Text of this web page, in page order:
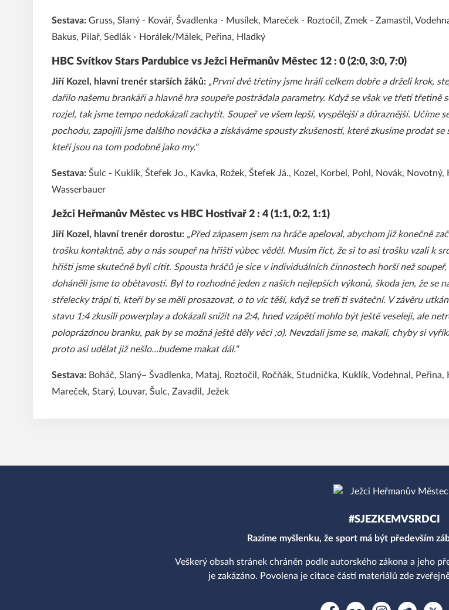
Sestava: Gruss, Slaný - Kovář, Švadlenka - Musílek, Mareček - Roztočil, Zmek - Zamastil,
Bakus, Pilař, Sedlák - Horálek/Málek, Peřina, Hladký
HBC Svítkov Stars Pardubice vs Ježci Heřmanův Městec 12 : 0 (2:0, 3:0, 7:0)
Jiří Kozel, hlavní trenér starších žáků: „První dvě třetiny jsme hráli celkem dobře a drželi krok,
dařilo našemu brankáři a hlavně hra soupeře postrádala parametry. Když se však ve třetí třetině
rozjel, tak jsme tempo nedokázali zachytit. Soupeř ve všem lepší, vyspělejší a důraznější. Učíme
pochodu, zapojili jsme dalšího nováčka a získáváme spousty zkušeností, které zkusíme prodat se
kteří jsou na tom podobně jako my."
Sestava: Šulc - Kuklík, Štefek Jo., Kavka, Rožek, Štefek Já., Kozel, Korbel, Pohl, Novák, Novotný,
Wasserbauer
Ježci Heřmanův Městec vs HBC Hostivař 2 : 4 (1:1, 0:2, 1:1)
Jiří Kozel, hlavní trenér dorostu: „Před zápasem jsem na hráče apeloval, abychom již konečně
trošku kontaktně, aby o nás soupeř na hřišti vůbec věděl. Musím říct, že si to asi trošku vzali k
hřišti jsme skutečně byli cítit. Spousta hráčů je sice v individuálních činnostech horší než soupeř,
doháněli jsme to obětavostí. Byl to rozhodně jeden z našich nejlepších výkonů, škoda jen, že se
střelecky trápí ti, kteří by se měli prosazovat, o to víc těší, když se trefí ti sváteční. V závěru
stavu 1:4 zkusili powerplay a dokázali snížit na 2:4, hned vzápětí mohlo být ještě veseleji, ale
poloprázdnou branku, pak by se možná ještě děly věci ;o). Nevzdali jsme se, makali, chyby si
proto asi udělat již nešlo…budeme makat dál.“
Sestava: Boháč, Slaný– Švadlenka, Mataj, Roztočil, Ročňák, Studnička, Kuklík, Vodehnal, Peřina,
Mareček, Starý, Louvar, Šulc, Zavadil, Ježek
#SJEZKEMVSRDCI
Razíme myšlenku, že sport má být především
Veškerý obsah stránek chráněn podle autorského zákona a jeho
je zakázáno. Povolena je citace částí materiálů zde